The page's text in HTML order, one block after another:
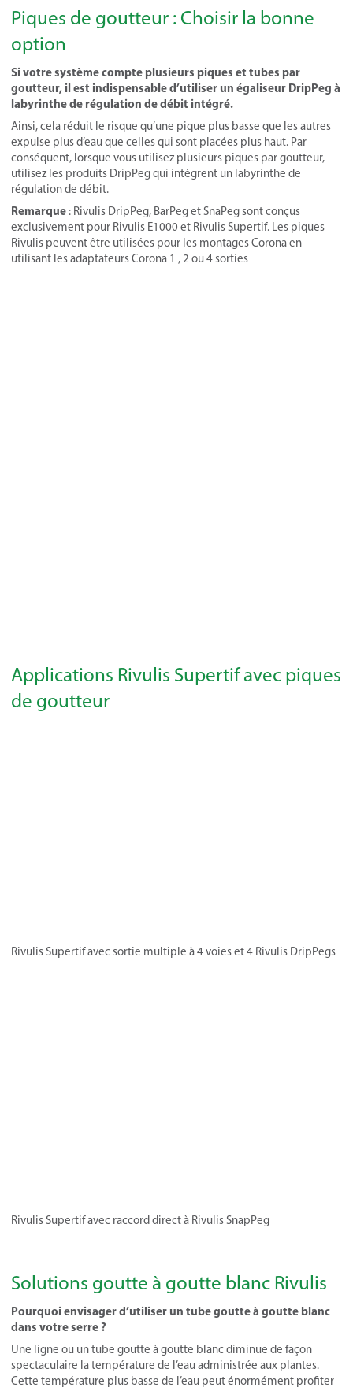
Piques de goutteur : Choisir la bonne
option
Si votre système compte plusieurs piques et tubes par
goutteur, il est indispensable d’utiliser un égaliseur DripPeg à
labyrinthe de régulation de débit intégré.
Ainsi, cela réduit le risque qu’une pique plus basse que les autres
expulse plus d’eau que celles qui sont placées plus haut. Par
conséquent, lorsque vous utilisez plusieurs piques par goutteur,
utilisez les produits DripPeg qui intègrent un labyrinthe de
régulation de débit.
Remarque : Rivulis DripPeg, BarPeg et SnaPeg sont conçus
exclusivement pour Rivulis E1000 et Rivulis Supertif. Les piques
Rivulis peuvent être utilisées pour les montages Corona en
utilisant les adaptateurs Corona 1 , 2 ou 4 sorties
Applications Rivulis Supertif avec piques
de goutteur
Rivulis Supertif avec sortie multiple à 4 voies et 4 Rivulis DripPegs
Rivulis Supertif avec raccord direct à Rivulis SnapPeg
Solutions goutte à goutte blanc Rivulis
Pourquoi envisager d’utiliser un tube goutte à goutte blanc
dans votre serre ?
Une ligne ou un tube goutte à goutte blanc diminue de façon
spectaculaire la température de l’eau administrée aux plantes.
Cette température plus basse de l’eau peut énormément profiter